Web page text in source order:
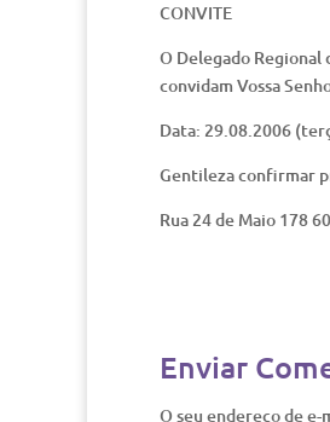
CONVITE
O Delegado Regional
convidam Vossa
Data: 29.08.2006
Gentileza confirmar
Rua 24 de Maio 178
Enviar
O seu endereço de e-